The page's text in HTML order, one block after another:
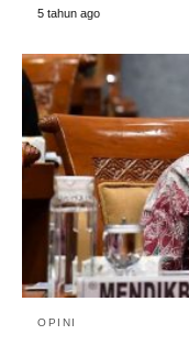
5 tahun ago
OPINI